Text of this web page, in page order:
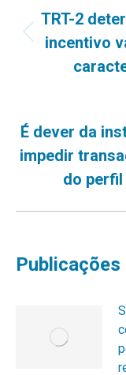
de
post:
TRT-2
incentivo
É dever da
impedir
do perfil